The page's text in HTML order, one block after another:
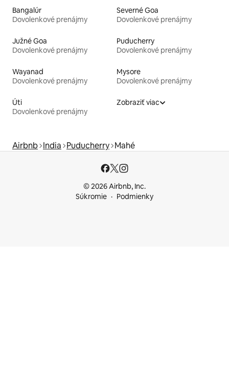
Bangalúr
Dovolenkové prenájmy
Severné Goa
Dovolenkové prenájmy
Južné Goa
Dovolenkové prenájmy
Puducherry
Dovolenkové prenájmy
Wayanad
Dovolenkové prenájmy
Mysore
Dovolenkové prenájmy
Úti
Dovolenkové prenájmy
Zobraziť viac
Airbnb India Puducherry Mahé
© 2026 Airbnb, Inc.
Súkromie
Podmienky